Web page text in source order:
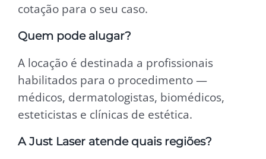
cotação para o seu caso.
Quem pode alugar?
A locação é destinada a profissionais
habilitados para o procedimento —
médicos, dermatologistas, biomédicos,
esteticistas e clínicas de estética.
A Just Laser atende quais regiões?